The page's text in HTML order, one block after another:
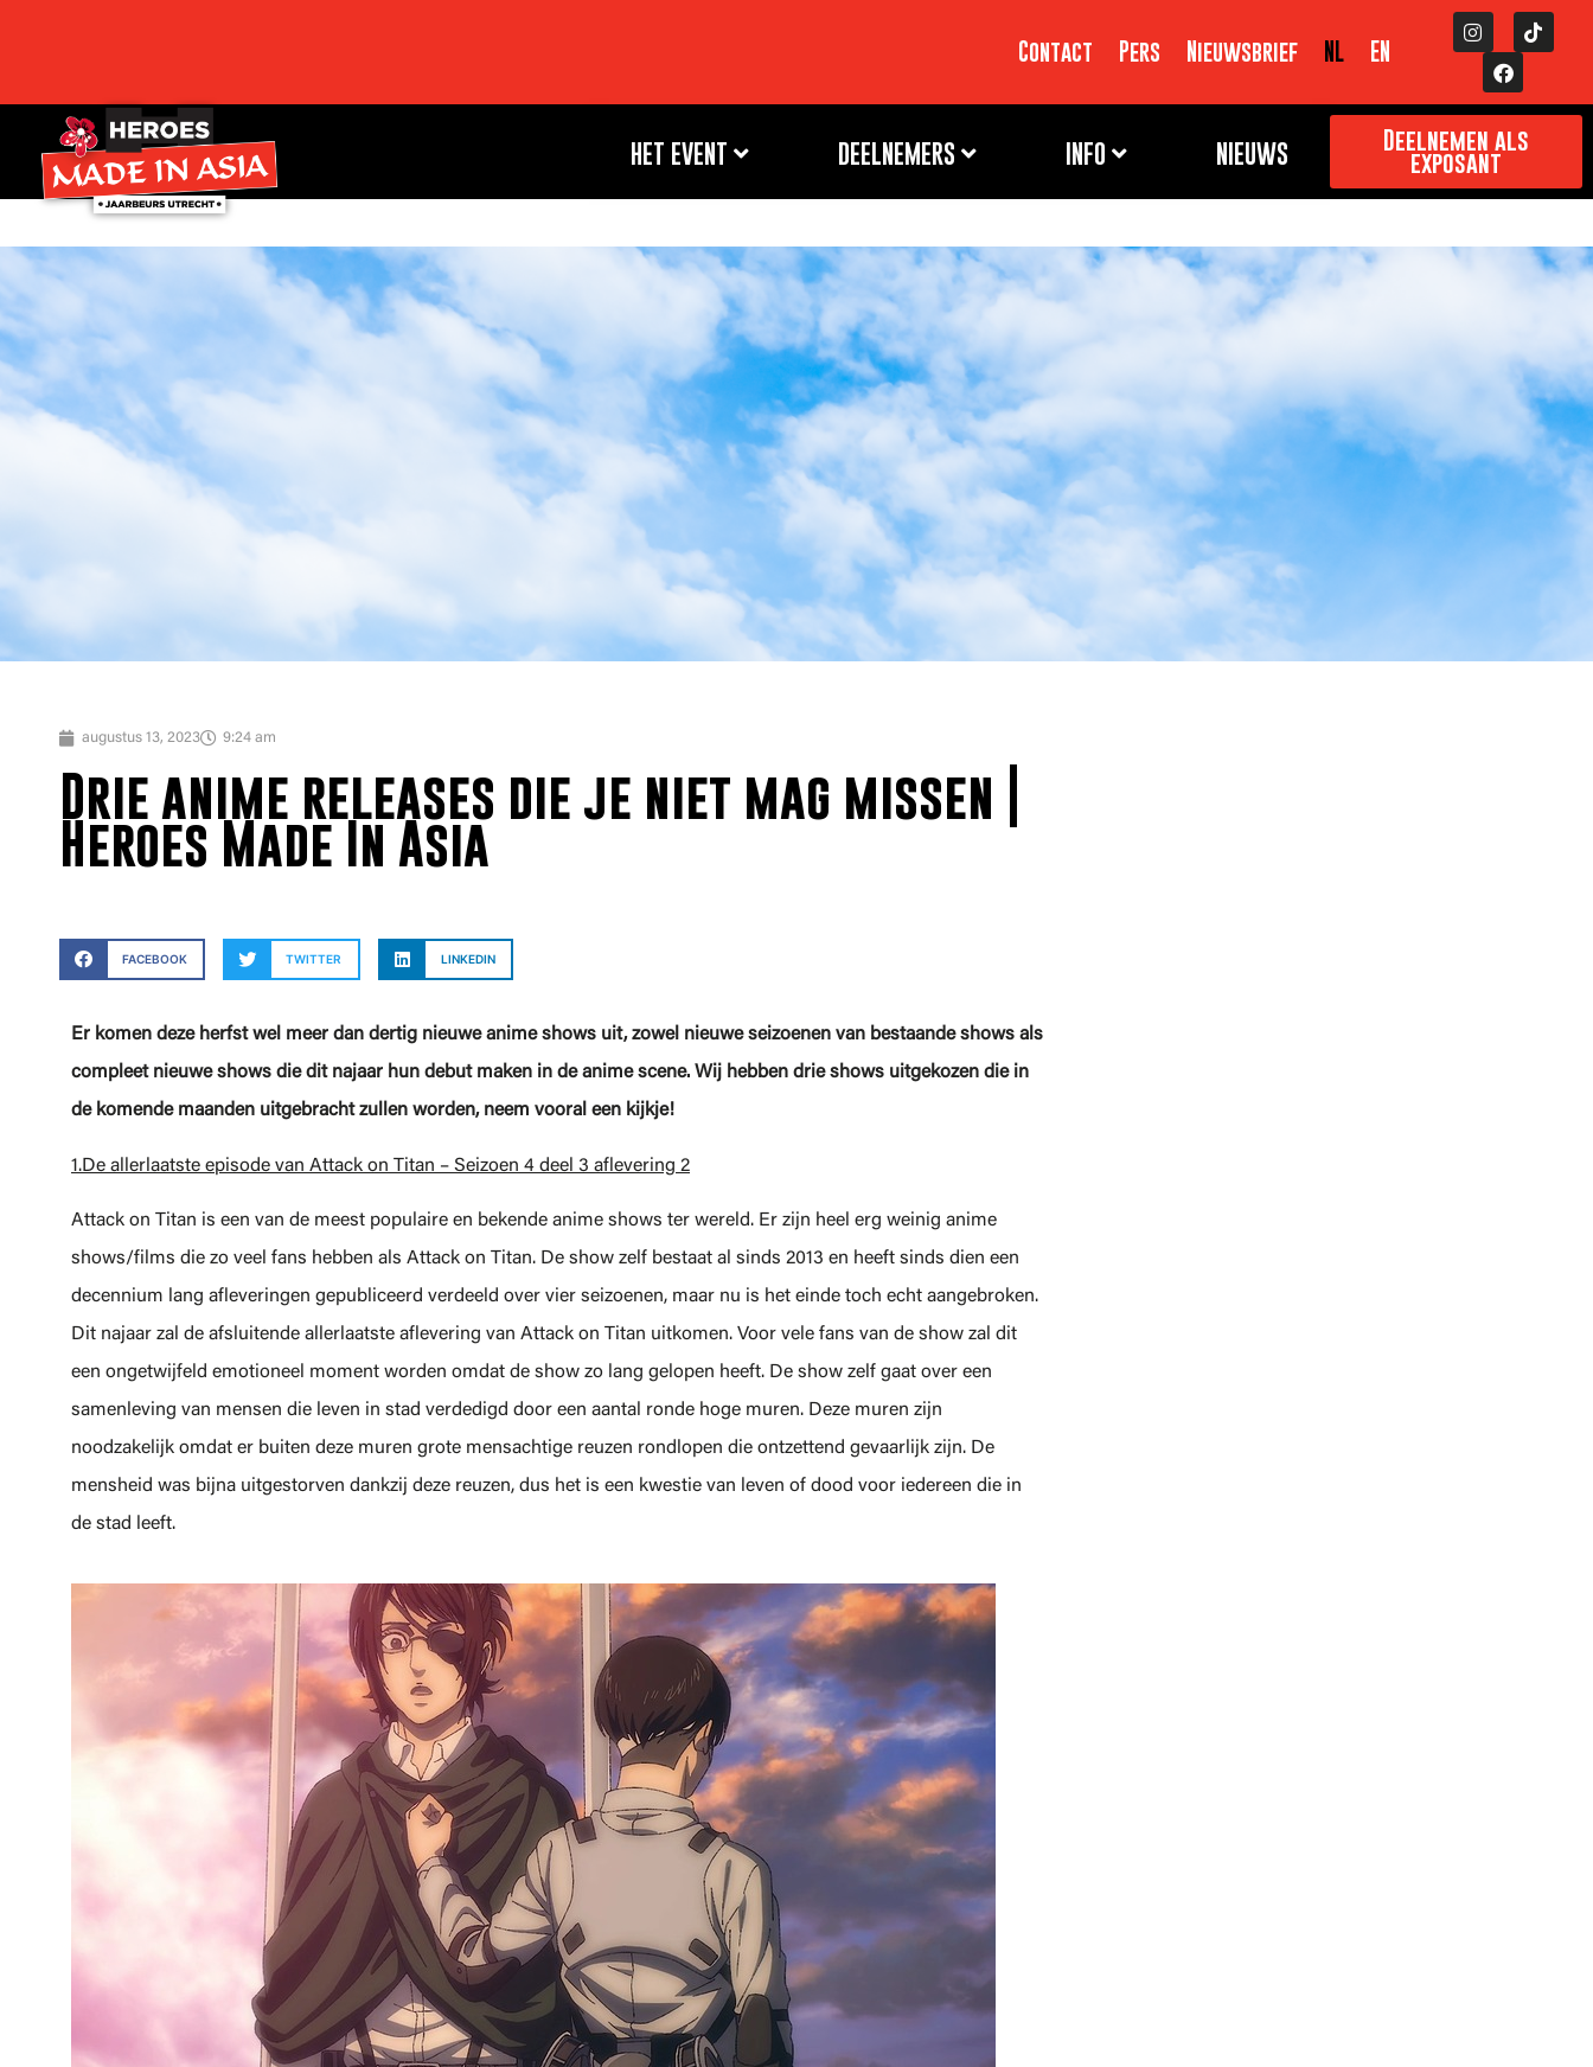
Contact Pers Nieuwsbrief NL EN
HET EVENT DEELNEMERS INFO NIEUWS Deelnemen als
exposant
augustus 13, 2023 9:24 am
Drie anime releases die je niet mag missen |
Heroes Made In Asia
FACEBOOK TWITTER LINKEDIN
Er komen deze herfst wel meer dan dertig nieuwe anime shows uit, zowel nieuwe seizoenen van bestaande shows als
compleet nieuwe shows die dit najaar hun debut maken in de anime scene. Wij hebben drie shows uitgekozen die in
de komende maanden uitgebracht zullen worden, neem vooral een kijkje!
1.De allerlaatste episode van Attack on Titan – Seizoen 4 deel 3 aflevering 2
Attack on Titan is een van de meest populaire en bekende anime shows ter wereld. Er zijn heel erg weinig anime
shows/films die zo veel fans hebben als Attack on Titan. De show zelf bestaat al sinds 2013 en heeft sinds dien een
decennium lang afleveringen gepubliceerd verdeeld over vier seizoenen, maar nu is het einde toch echt aangebroken.
Dit najaar zal de afsluitende allerlaatste aflevering van Attack on Titan uitkomen. Voor vele fans van de show zal dit
een ongetwijfeld emotioneel moment worden omdat de show zo lang gelopen heeft. De show zelf gaat over een
samenleving van mensen die leven in stad verdedigd door een aantal ronde hoge muren. Deze muren zijn
noodzakelijk omdat er buiten deze muren grote mensachtige reuzen rondlopen die ontzettend gevaarlijk zijn. De
mensheid was bijna uitgestorven dankzij deze reuzen, dus het is een kwestie van leven of dood voor iedereen die in
de stad leeft.